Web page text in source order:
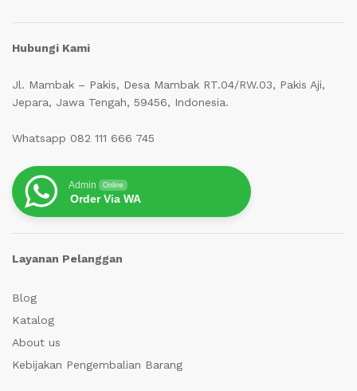
Hubungi Kami
Jl. Mambak – Pakis, Desa Mambak RT.04/RW.03, Pakis Aji,
Jepara, Jawa Tengah, 59456, Indonesia.
Whatsapp 082 111 666 745
Admin Online
Order Via WA
Layanan Pelanggan
Blog
Katalog
About us
Kebijakan Pengembalian Barang